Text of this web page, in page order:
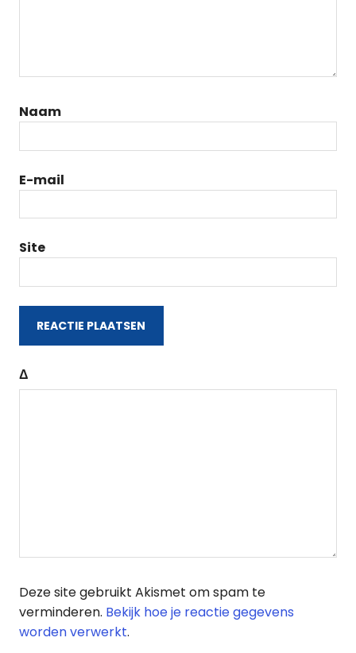
Naam
E-mail
Site
Δ
Deze site gebruikt Akismet om spam te
verminderen. Bekijk hoe je reactie gegevens
worden verwerkt.